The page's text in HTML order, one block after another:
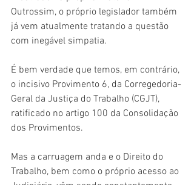
Outrossim, o próprio legislador também
já vem atualmente tratando a questão
com inegável simpatia.
É bem verdade que temos, em contrário,
o incisivo Provimento 6, da Corregedoria-
Geral da Justiça do Trabalho (CGJT),
ratificado no artigo 100 da Consolidação
dos Provimentos.
Mas a carruagem anda e o Direito do
Trabalho, bem como o próprio acesso ao